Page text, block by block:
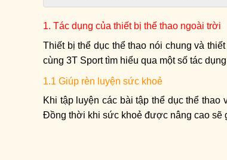
1. Tác dụng của thiết bị thể thao ngoài trời
Thiết bị thể dục thể thao nói chung và
cùng 3T Sport tìm hiểu qua một số tác
1.1 Giúp rèn luyện sức khoẻ
Khi tập luyện các bài tập thể dục thể
Đồng thời khi sức khoẻ được nâng cao sẽ